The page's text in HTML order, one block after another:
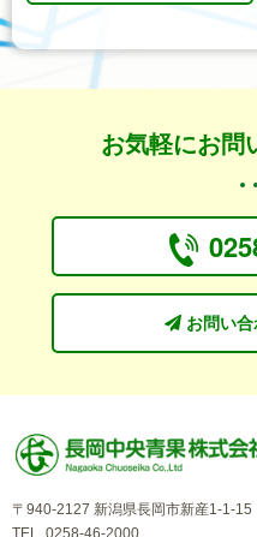
お気軽にお問
お問い
〒940-2127 新潟県長岡市新産1-1-15
TEL. 0258-46-2000